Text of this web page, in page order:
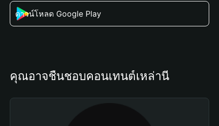
ดาวน์โหลด Google Play
คุณอาจชื่นชอบคอนเทนต์เหล่านี้